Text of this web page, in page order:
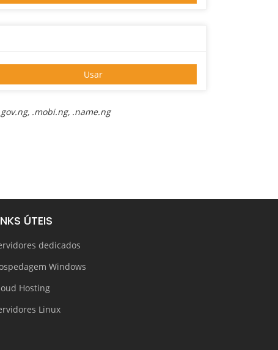
Usar
.mobi.ng, .name.ng
ÚTEIS
dedicados
Windows
Hosting
Linux